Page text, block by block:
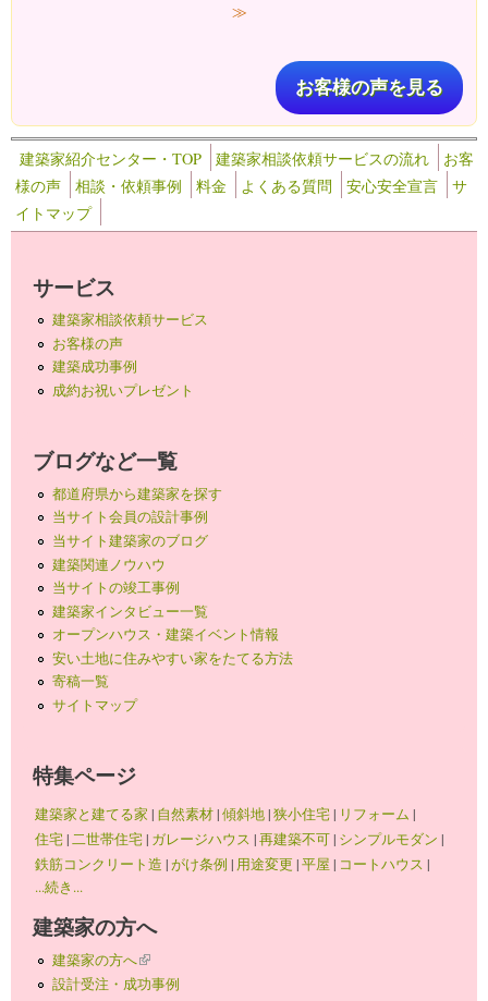
≫
お客様の声を見る
建築家紹介センター・TOP 建築家相談依頼サービスの流れ
お客
様の声
相談・依頼事例 料金 よくある質問 安心安全宣言
サ
イトマップ
サービス
建築家相談依頼サービス
お客様の声
建築成功事例
成約お祝いプレゼント
ブログなど一覧
都道府県から建築家を探す
当サイト会員の設計事例
当サイト建築家のブログ
建築関連ノウハウ
当サイトの竣工事例
建築家インタビュー一覧
オープンハウス・建築イベント情報
安い土地に住みやすい家をたてる方法
寄稿一覧
サイトマップ
特集ページ
建築家と建てる家 | 自然素材|傾斜地|狭小住宅| リフォーム |
住宅|二世帯住宅| ガレージハウス |再建築不可| シンプルモダン |
鉄筋コンクリート造 |がけ条例 | 用途変更 |平屋 | コートハウス |
...続き...
建築家の方へ
建築家の方へ(link is external)
設計受注・成功事例